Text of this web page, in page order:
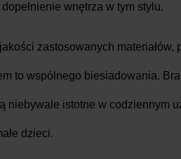
wnętrza w tym stylu.
zastosowanych materiałów,
to wspólnego biesiadowania.
niebywale istotne w codziennym
dzieci.